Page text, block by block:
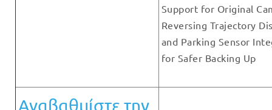
Support for Original
Reversing Trajectory
and Parking Sensor
for Safer Backing Up
Αναβαθμίστε την